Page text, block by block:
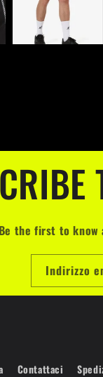
the first to know
Indirizzo
Contattaci